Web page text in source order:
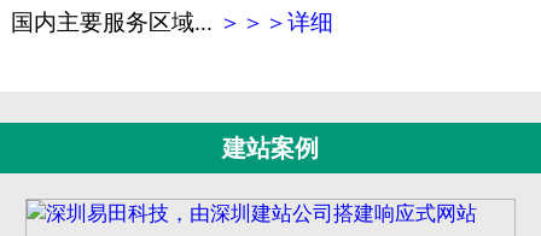
国内主要服务区域... ＞＞＞详细
建站案例